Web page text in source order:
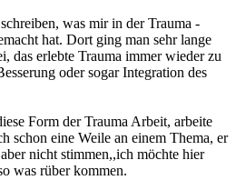
was mir in der Trauma -
hat. Dort ging man sehr lange
das erlebte Trauma immer wieder zu
oder sogar Integration des
Form der Trauma Arbeit, arbeite
schon eine Weile an einem Thema, er
nicht stimmen,,ich möchte hier
was rüber kommen.